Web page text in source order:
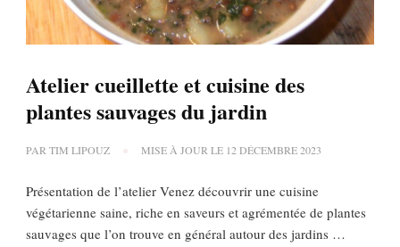
Atelier cueillette et cuisine des
plantes sauvages du jardin
PAR TIM LIPOUZ MISE À JOUR LE 12 DÉCEMBRE 2023
Présentation de l’atelier Venez découvrir une cuisine
végétarienne saine, riche en saveurs et agrémentée de plantes
sauvages que l’on trouve en général autour des jardins …